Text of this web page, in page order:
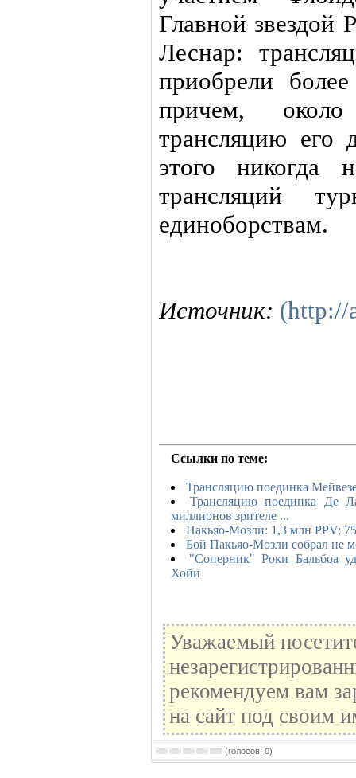
Главной звездой
Леснар:
приобрели
причем,
трансляцию его
этого никогда
трансляций
единоборствам.
Источник: (http://
Ссылки по теме:
Трансляцию поединка
Трансляцию поединка Де
миллионов зрителе ...
Пакьяо-Мозли: 1,3 млн PPV;
Бой Пакьяо-Мозли собрал не
"Соперник" Роки Бальбоа
Хойи
Уважаемый
рекомендуем вам
на сайт под своим
(голосов: 0)